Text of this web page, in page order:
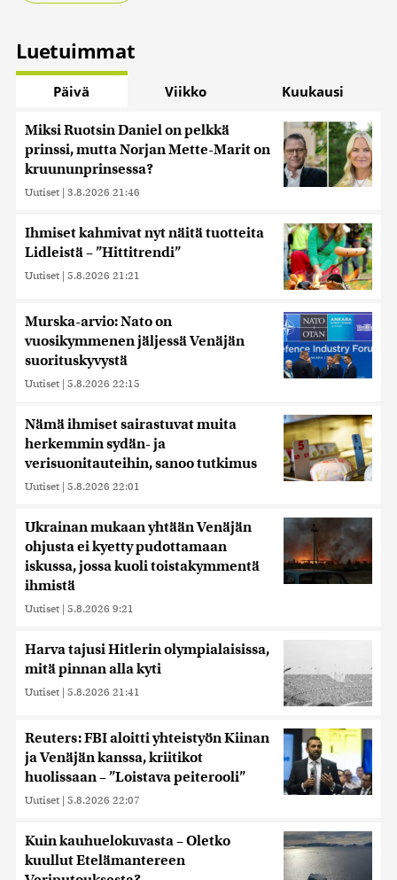
Luetuimmat
Päivä Viikko Kuukausi
Miksi Ruotsin Daniel on pelkkä
prinssi, mutta Norjan Mette-Marit on
kruununprinsessa?
Uutiset | 3.8.2026 21:46
Ihmiset kahmivat nyt näitä tuotteita
Lidleistä – ”Hittitrendi”
Uutiset | 5.8.2026 21:21
Murska-arvio: Nato on
vuosikymmenen jäljessä Venäjän
suorituskyvystä
Uutiset | 5.8.2026 22:15
Nämä ihmiset sairastuvat muita
herkemmin sydän- ja
verisuonitauteihin, sanoo tutkimus
Uutiset | 5.8.2026 22:01
Ukrainan mukaan yhtään Venäjän
ohjusta ei kyetty pudottamaan
iskussa, jossa kuoli toistakymmentä
ihmistä
Uutiset | 5.8.2026 9:21
Harva tajusi Hitlerin olympialaisissa,
mitä pinnan alla kyti
Uutiset | 5.8.2026 21:41
Reuters: FBI aloitti yhteistyön Kiinan
ja Venäjän kanssa, kriitikot
huolissaan – ”Loistava peiterooli”
Uutiset | 5.8.2026 22:07
Kuin kauhuelokuvasta – Oletko
kuullut Etelämantereen